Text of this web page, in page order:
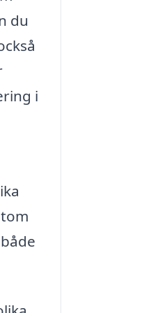
du
i